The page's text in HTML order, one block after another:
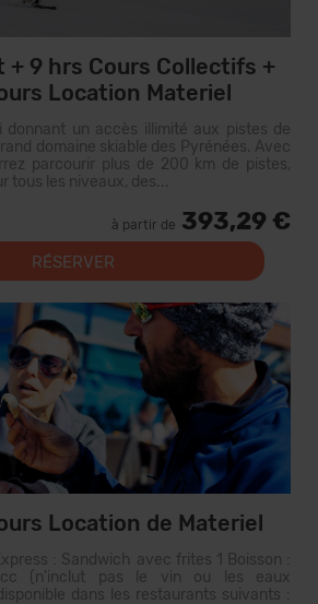
+ 9 hrs Cours Collectifs +
Location Materiel
donnant un accès illimité aux pistes de
domaine skiable des Pyrénées. Avec
parcourir plus de 200 km de pistes,
tous les niveaux, des...
à partir de 393,29 €
RÉSERVER
Location de Materiel
: Sandwich avec frites 1 Boisson :
(n'inclut pas le vin ou les eaux
dans les restaurants suivants :